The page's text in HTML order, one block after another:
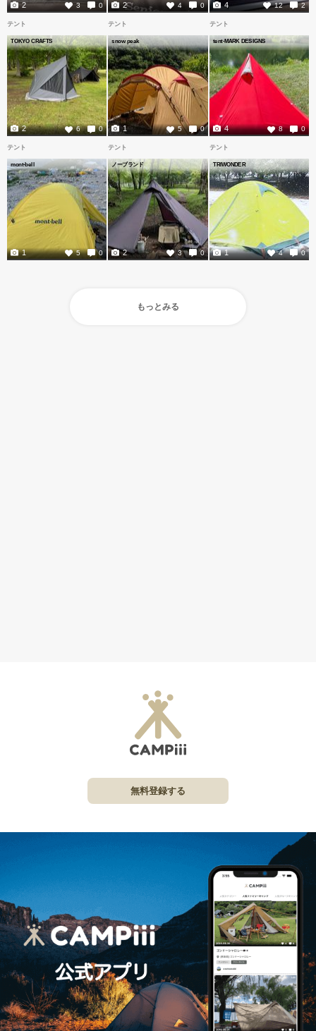
3 0
2 4 0
2 12 2
4
テント
TOKYO CRAFTS
6 0
2
テント
snow peak
5 0
1
テント
tent-MARK DESIGNS
8 0
4
テント
mont-bell
5 0
1
テント
ノーブランド
3 0
2
テント
TRIWONDER
4 0
1
もっとみる
無料登録する